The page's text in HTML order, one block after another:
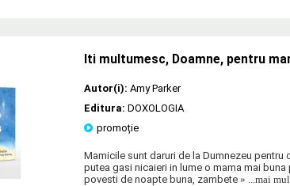
Iti multumesc, Doamne, pentru
Autor(i): Amy Parker
Editura: DOXOLOGIA
promoție
Mamicile sunt daruri de la Dumnezeu
putea gasi nicaieri in lume o mama mai buna
povesti de noapte buna, zambete » ...mai